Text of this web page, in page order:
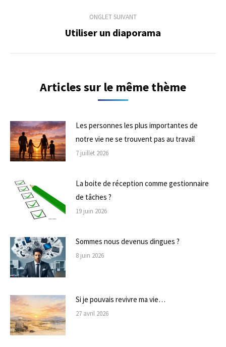
commentaireONGLET SUIVANT
Onglet
Utiliser un diaporama
Articles sur le même thème
Les personnes les plus importantes de
notre vie ne se trouvent pas au travail
7 juillet 2026
La boite de réception comme gestionnaire
de tâches ?
19 juin 2026
Sommes nous devenus dingues ?
8 juin 2026
Si je pouvais revivre ma vie…
27 avril 2026